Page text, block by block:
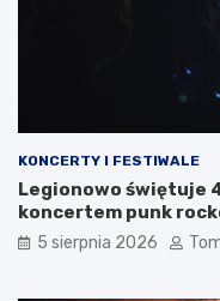
KONCERTY I FESTIWALE
Legionowo świętuje
koncertem punk
5 sierpnia 2026